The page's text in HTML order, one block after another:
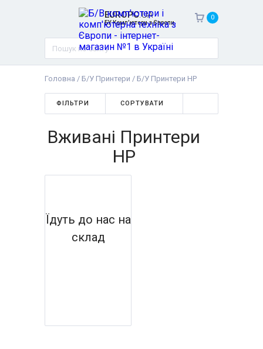
EUROPC.UA
БУ Комп'ютери з Європи
0
Головна / Б/У Принтери / Б/У Принтери HP
ФІЛЬТРИ СОРТУВАТИ
Вживані Принтери
HP
Їдуть до нас на
склад